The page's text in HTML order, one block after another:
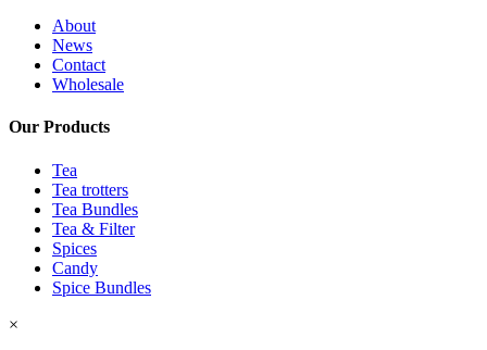
About
News
Contact
Wholesale
Our Products
Tea
Tea trotters
Tea Bundles
Tea & Filter
Spices
Candy
Spice Bundles
×